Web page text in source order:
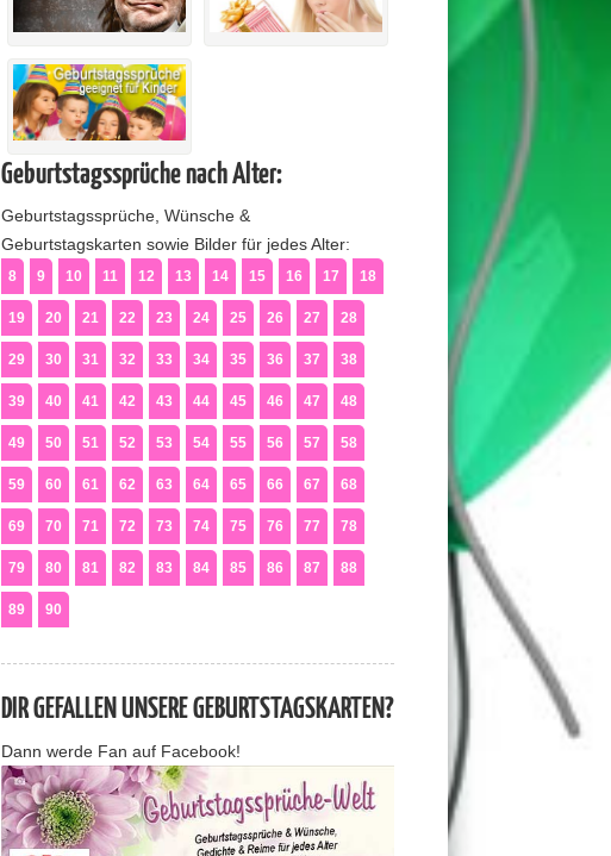
Geburtstagssprüche nach Alter:
Geburtstagssprüche, Wünsche &
Geburtstagskarten sowie Bilder für jedes Alter:
8 9 10 11 12 13 14 15 16 17 18
19 20 21 22 23 24 25 26 27 28
29 30 31 32 33 34 35 36 37 38
39 40 41 42 43 44 45 46 47 48
49 50 51 52 53 54 55 56 57 58
59 60 61 62 63 64 65 66 67 68
69 70 71 72 73 74 75 76 77 78
79 80 81 82 83 84 85 86 87 88
89 90
DIR GEFALLEN UNSERE GEBURTSTAGSKARTEN?
Dann werde Fan auf Facebook!